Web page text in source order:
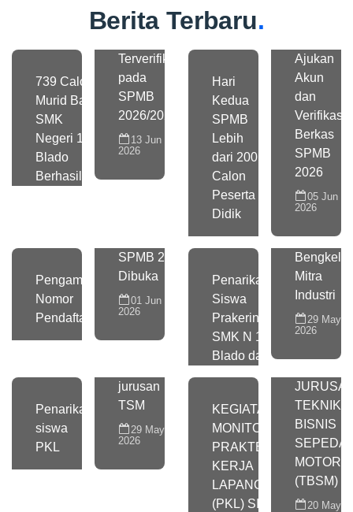
Berita Terbaru.
739 Calon
Murid Baru
SMK
Negeri 1
Blado
Berhasil
Terverifikasi
pada
SPMB
2026/2027
13 Jun
2026
Hari
Kedua
SPMB
Lebih
dari 200
Calon
Peserta
Didik
Ajukan
Akun
dan
Verifikasi
Berkas
SPMB
2026
05 Jun
2026
Pengambilan
Nomor
Pendaftaran
SPMB 2026
Dibuka
01 Jun
2026
Penarikan
Siswa
Prakerin
SMK N 1
Blado dari
Bengkel
Mitra
Industri
29 May
2026
Penarikan
siswa
PKL
jurusan
TSM
29 May
2026
KEGIATAN
MONITORING
PRAKTEK
KERJA
LAPANGAN
(PKL) SISWA
TEKNIK
BISNIS
SEPEDA
MOTOR
(TBSM)
20 May